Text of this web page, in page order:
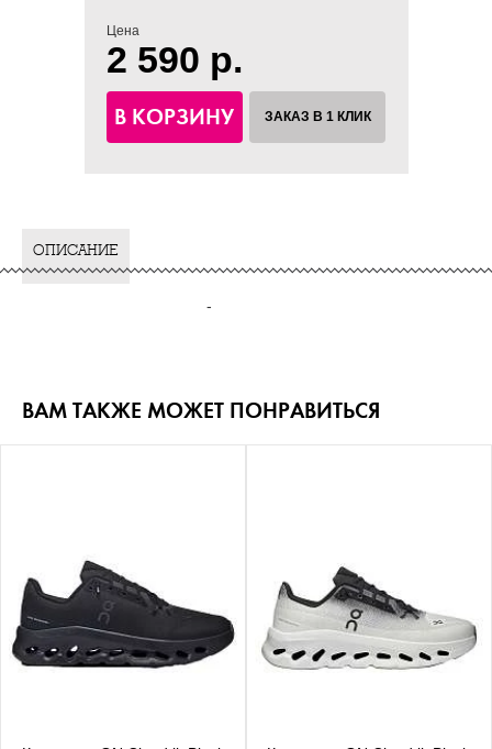
Цена
2 590 р.
В КОРЗИНУ ЗАКАЗ В 1 КЛИК
ОПИСАНИЕ
-
ВАМ ТАКЖЕ МОЖЕТ ПОНРАВИТЬСЯ